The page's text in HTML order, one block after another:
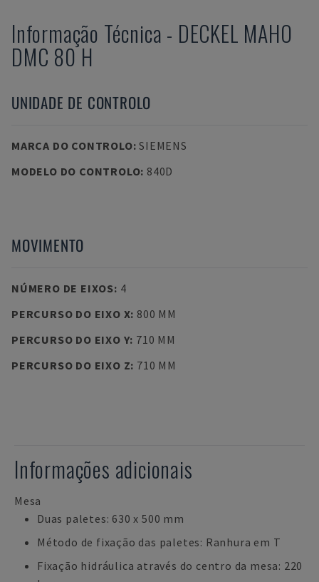
Informação Técnica - DECKEL MAHO
DMC 80 H
UNIDADE DE CONTROLO
MARCA DO CONTROLO:SIEMENS
MODELO DO CONTROLO: 840D
MOVIMENTO
NÚMERO DE EIXOS: 4
PERCURSO DO EIXO X: 800 MM
PERCURSO DO EIXO Y: 710 MM
PERCURSO DO EIXO Z: 710 MM
Informações adicionais
Mesa
Duas paletes: 630 x 500 mm
Método de fixação das paletes: Ranhura em T
Fixação hidráulica através do centro da mesa: 220